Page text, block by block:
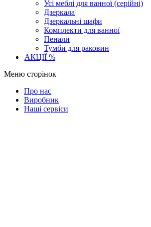
Усі меблі для ванної (серійні)
Дзеркала
Дзеркальні шафи
Комплекти для ванної
Пенали
Тумби для раковин
АКЦІЇ %
Меню сторінок
Про нас
Виробник
Наші сервіси